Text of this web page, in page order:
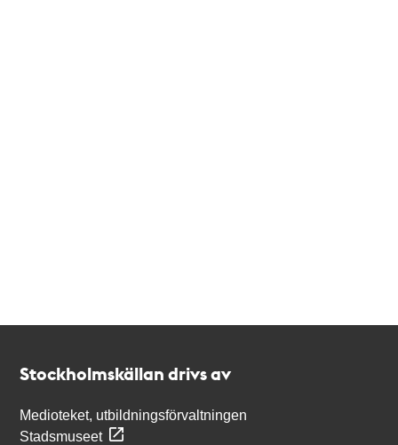
Stockholmskällan drivs av
Medioteket, utbildningsförvaltningen
Stadsmuseet